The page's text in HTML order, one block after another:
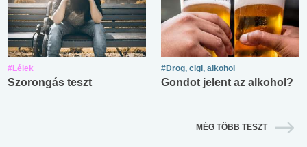
#Lélek
Szorongás teszt
#Drog, cigi, alkohol
Gondot jelent az alkohol?
MÉG TÖBB TESZT